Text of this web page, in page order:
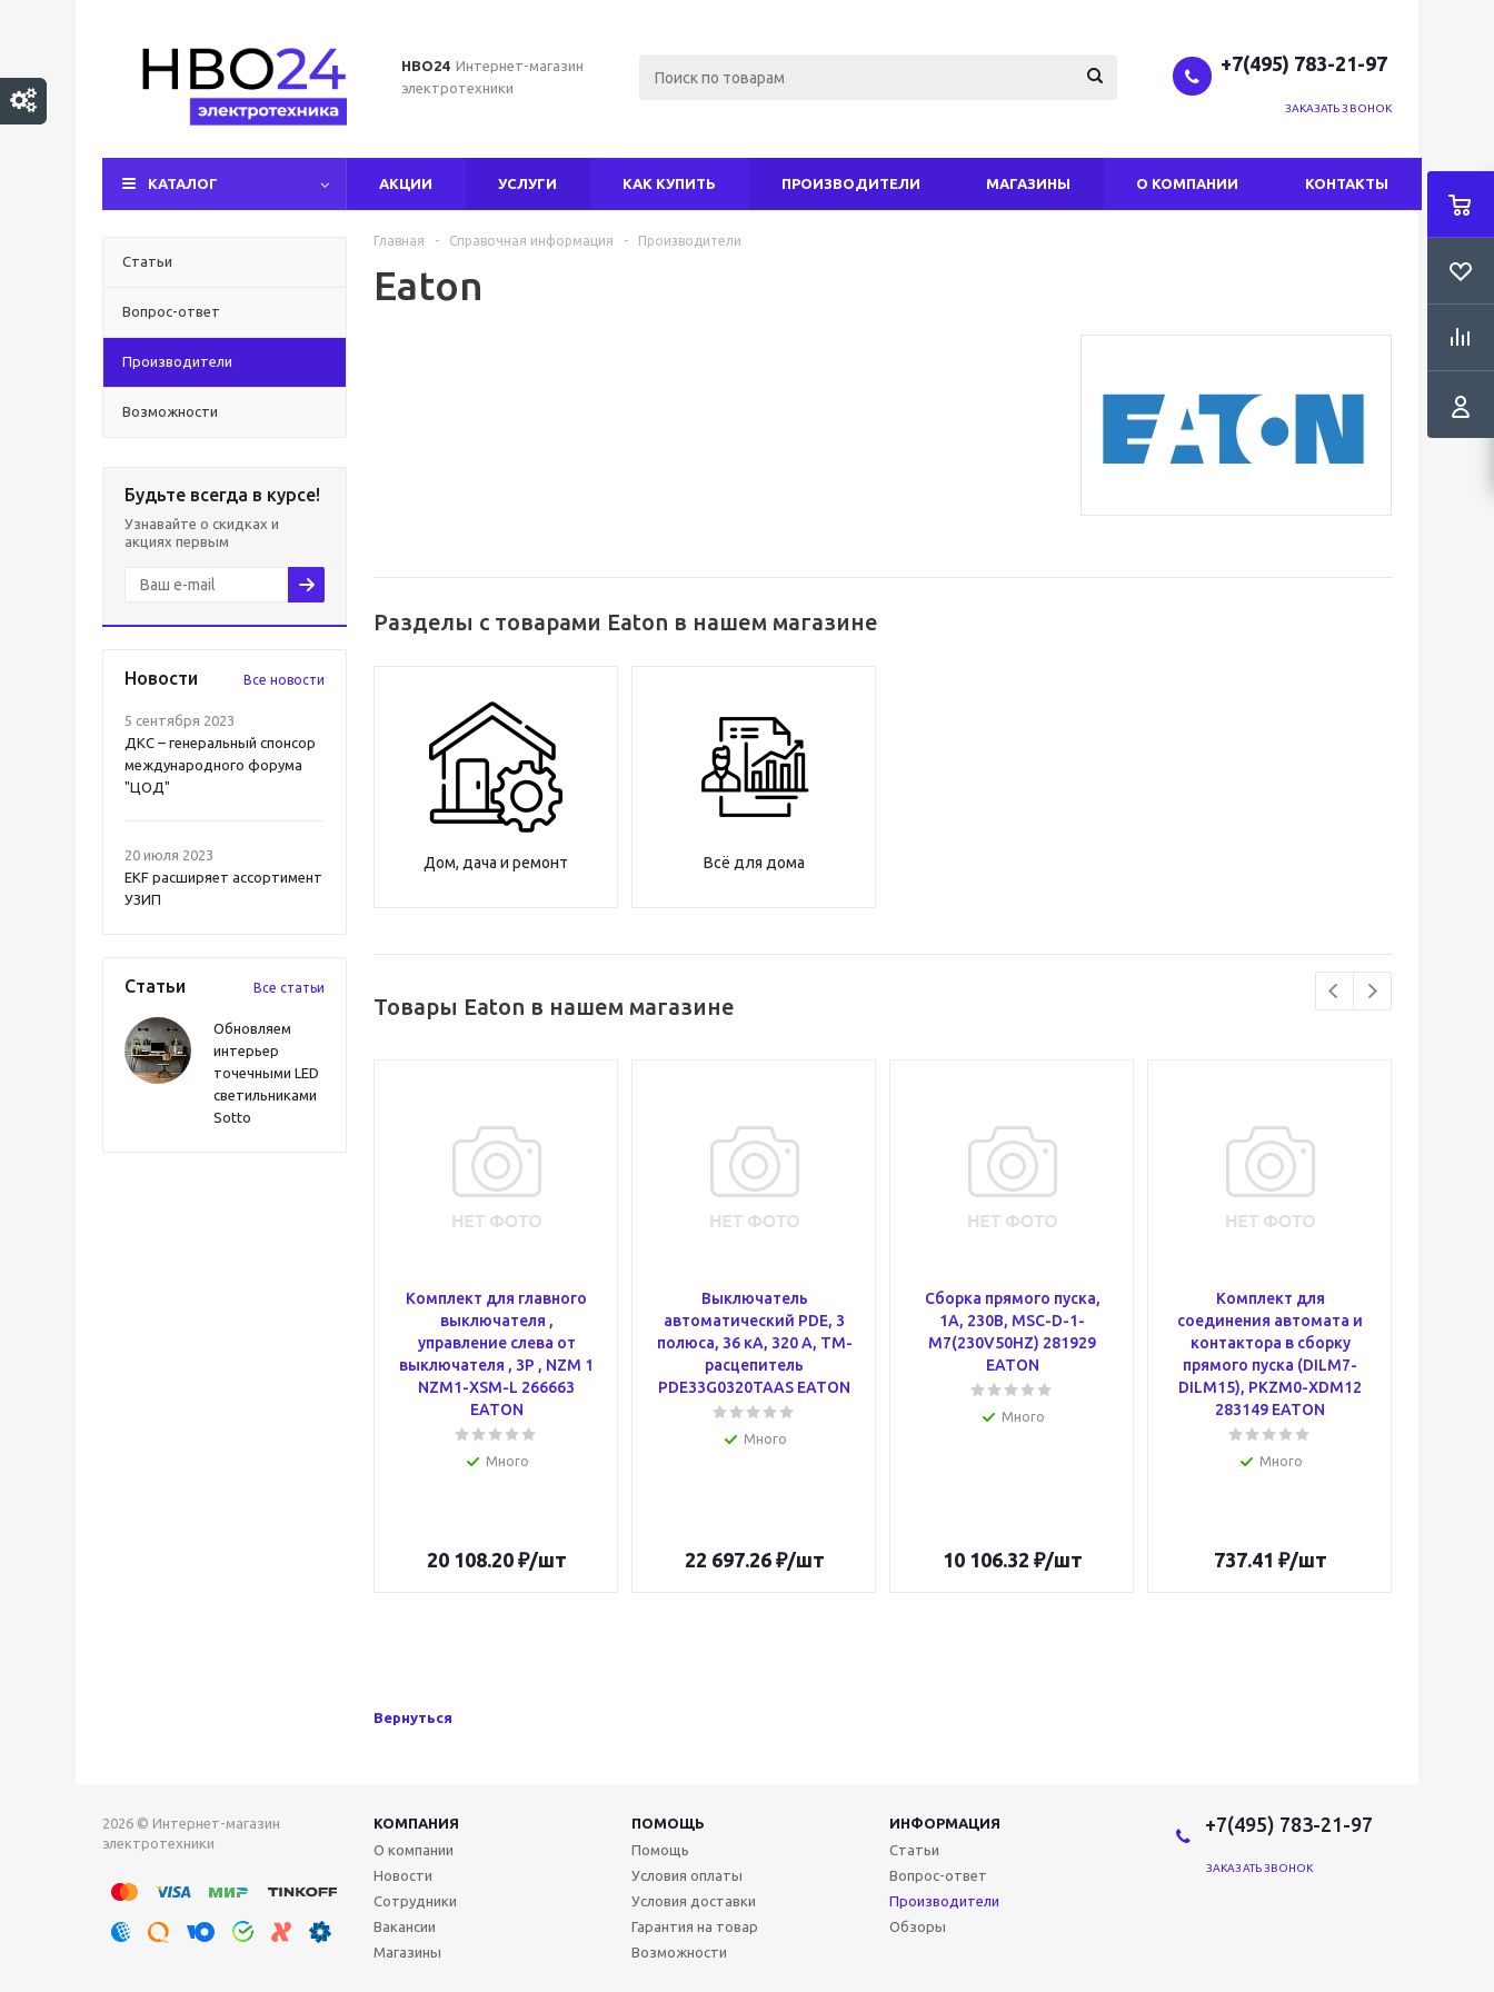
НВО24 Интернет-магазин
электротехники
+7(495) 783-21-97
ЗАКАЗАТЬ ЗВОНОК
КАТАЛОГ АКЦИИ УСЛУГИ КАК КУПИТЬ ПРОИЗВОДИТЕЛИ МАГАЗИНЫ О КОМПАНИИ КОНТАКТЫ
Статьи
Вопрос-ответ
Производители
Возможности
Будьте всегда в курсе!
Узнавайте о скидках и
акциях первым
Новости Все новости
5 сентября 2023
ДКС – генеральный спонсор
международного форума
"ЦОД"
20 июля 2023
EKF расширяет ассортимент
УЗИП
Статьи Все статьи
Обновляем
интерьер
точечными LED
светильниками
Sotto
Главная - Справочная информация - Производители
Eaton
Разделы с товарами Eaton в нашем магазине
Дом, дача и ремонт Всё для дома
Товары Eaton в нашем магазине
Комплект для главного
выключателя ,
управление слева от
выключателя , 3P , NZM 1
NZM1-XSM-L 266663
EATON
Много
20 108.20₽/шт
Выключатель
автоматический PDE, 3
полюса, 36 кА, 320 А, ТМ-
расцепитель
PDE33G0320TAAS EATON
Много
22 697.26₽/шт
Сборка прямого пуска,
1А, 230В, MSC-D-1-
M7(230V50HZ) 281929
EATON
Много
10 106.32 ₽/шт
Комплект для
соединения автомата и
контактора в сборку
прямого пуска (DILM7-
DILM15), PKZM0-XDM12
283149 EATON
Много
737.41 ₽/шт
Вернуться
2026 © Интернет-магазин
электротехники
КОМПАНИЯ ПОМОЩЬ
ИНФОРМАЦИЯ
О компании
Новости
Сотрудники
Вакансии
Магазины
Помощь
Условия оплаты
Условия доставки
Гарантия на товар
Возможности
Статьи
Вопрос-ответ
Производители
Обзоры
+7(495) 783-21-97
ЗАКАЗАТЬ ЗВОНОК